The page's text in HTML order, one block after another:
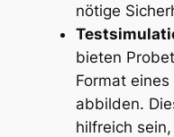
nötige
bieten
Format
abbilden.
hilfreich